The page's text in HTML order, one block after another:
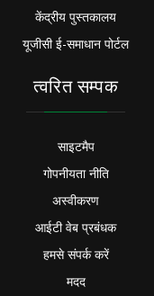
केंद्रीय पुस्तकालय
यूजीसी ई-समाधान पोर्टल
त्वरित सम्पक
साइटमैप
गोपनीयता नीति
अस्वीकरण
आईटी वेब प्रबंधक
हमसे संपर्क करें
मदद